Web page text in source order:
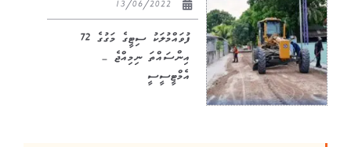
ފުވައްމުލަކު ސިޓީގެ މަގުގެ 72
އިންސައްތަ ނިމިއްޖެ –
އެމްޓީސީސީ